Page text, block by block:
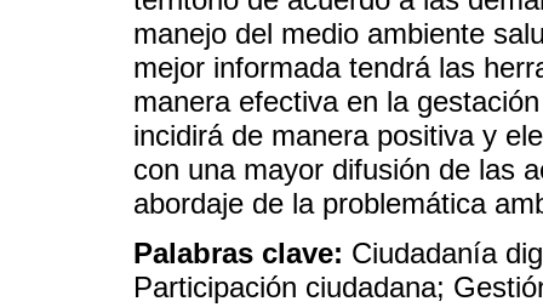
manejo del medio ambiente
mejor informada tendrá las
manera efectiva en la
incidirá de manera positiva y
con una mayor difusión de las
abordaje de la problemática
Palabras clave: Ciudadanía
Participación ciudadana;